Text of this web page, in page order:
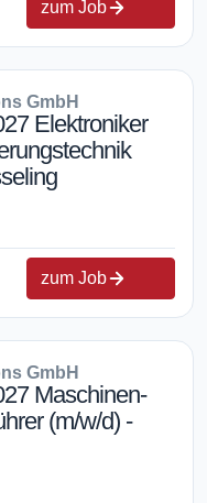
zum Job
GmbH
Elektroniker
zum Job
GmbH
Maschinen-
(m/w/d) -